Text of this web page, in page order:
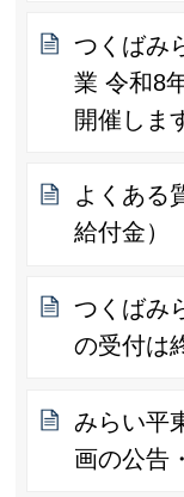
つくばみ
業 令和8
開催しま
よくある
給付金）
つくばみ
の受付は
みらい平
画の公告